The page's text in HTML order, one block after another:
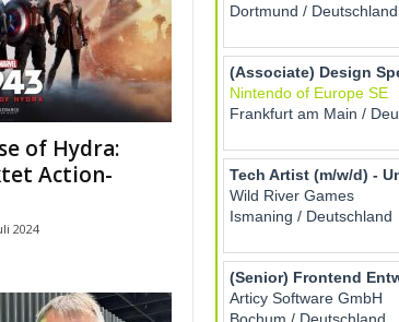
of Hydra:
Action-
2024